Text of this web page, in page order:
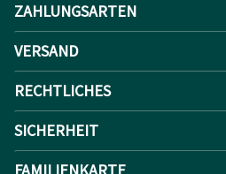
ZAHLUNGSARTEN
VERSAND
RECHTLICHES
SICHERHEIT